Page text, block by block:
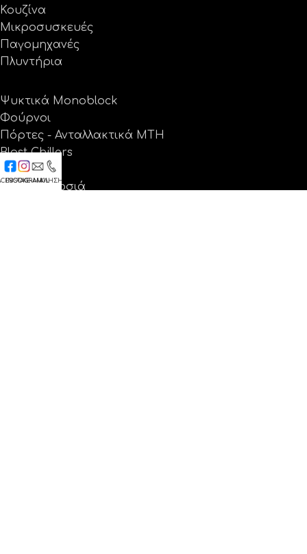
Κουζίνα
Μικροσυσκευές
Παγομηχανές
Πλυντήρια
Ψυκτικά Monoblock
Φούρνοι
Πόρτες - Ανταλλακτικά MTH
Blast Chillers
Θέρμανση
Ψύξη - Δροσιά
INSTAGRAM
E-MAILΚΛΗΣΗ